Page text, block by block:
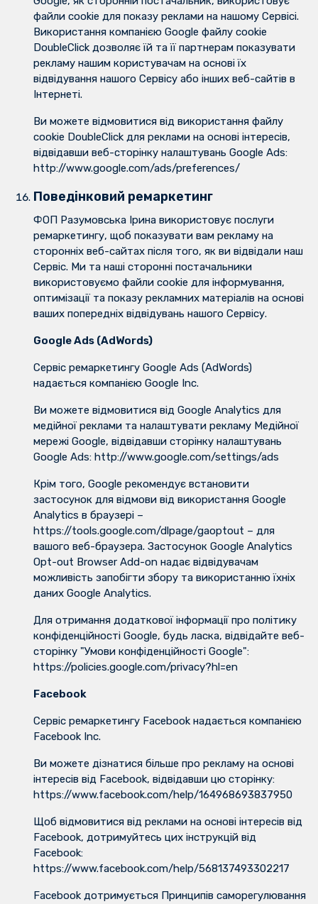
файли cookie для показу реклами на нашому Сервісі.
Використання компанією Google файлу cookie
DoubleClick дозволяє їй та її партнерам показувати
рекламу нашим користувачам на основі їх
відвідування нашого Сервісу або інших веб-сайтів в
Інтернеті.
Ви можете відмовитися від використання файлу
cookie DoubleClick для реклами на основі інтересів,
відвідавши веб-сторінку налаштувань Google Ads:
http://www.google.com/ads/preferences/
Поведінковий ремаркетинг
ФОП Разумовська Ірина використовує послуги
ремаркетингу, щоб показувати вам рекламу на
сторонніх веб-сайтах після того, як ви відвідали наш
Сервіс. Ми та наші сторонні постачальники
використовуємо файли cookie для інформування,
оптимізації та показу рекламних матеріалів на основі
ваших попередніх відвідувань нашого Сервісу.
Google Ads (AdWords)
Сервіс ремаркетингу Google Ads (AdWords)
надається компанією Google Inc.
Ви можете відмовитися від Google Analytics для
медійної реклами та налаштувати рекламу Медійної
мережі Google, відвідавши сторінку налаштувань
Google Ads: http://www.google.com/settings/ads
Крім того, Google рекомендує встановити
застосунок для відмови від використання Google
Analytics в браузері –
https://tools.google.com/dlpage/gaoptout – для
вашого веб-браузера. Застосунок Google Analytics
Opt-out Browser Add-on надає відвідувачам
можливість запобігти збору та використанню їхніх
даних Google Analytics.
Для отримання додаткової інформації про політику
конфіденційності Google, будь ласка, відвідайте веб-
сторінку "Умови конфіденційності Google":
https://policies.google.com/privacy?hl=en
Facebook
Сервіс ремаркетингу Facebook надається компанією
Facebook Inc.
Ви можете дізнатися більше про рекламу на основі
інтересів від Facebook, відвідавши цю сторінку:
https://www.facebook.com/help/164968693837950
Щоб відмовитися від реклами на основі інтересів від
Facebook, дотримуйтесь цих інструкцій від
Facebook:
https://www.facebook.com/help/568137493302217
Facebook дотримується Принципів саморегулювання